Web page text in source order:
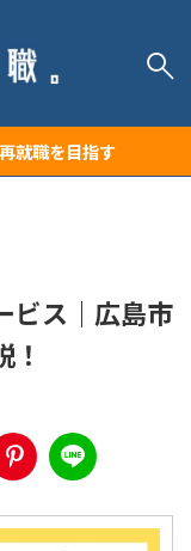
再就職を目指す
ビス｜広島市